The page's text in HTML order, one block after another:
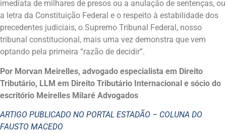
imediata de milhares de presos ou a anulação de sentenças, ou
a letra da Constituição Federal e o respeito à estabilidade dos
precedentes judiciais, o Supremo Tribunal Federal, nosso
tribunal constitucional, mais uma vez demonstra que vem
optando pela primeira “razão de decidir”.
Por Morvan Meirelles, advogado especialista em Direito
Tributário, LLM em Direito Tributário Internacional e sócio do
escritório Meirelles Milaré Advogados
ARTIGO PUBLICADO NO PORTAL ESTADÃO – COLUNA DO
FAUSTO MACEDO